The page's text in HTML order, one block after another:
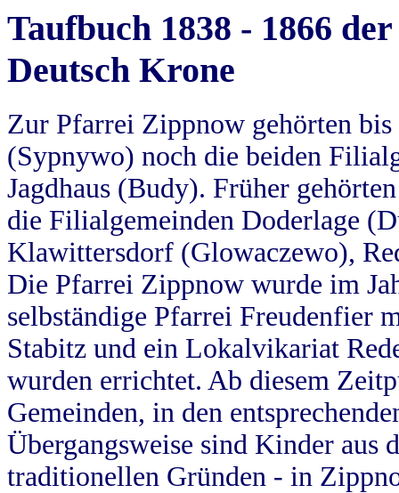
Taufbuch 1838 - 1866
Deutsch Krone
Zur Pfarrei Zippnow gehörten
(Sypnywo) noch die beiden
Jagdhaus (Budy). Früher
die Filialgemeinden Doderlage
Klawittersdorf (Glowaczewo),
Die Pfarrei Zippnow wurde im
selbständige Pfarrei Freudenfier
Stabitz und ein Lokalvikariat
wurden errichtet. Ab diesem
Gemeinden, in den
Übergangsweise sind Kinder aus
traditionellen Gründen - in